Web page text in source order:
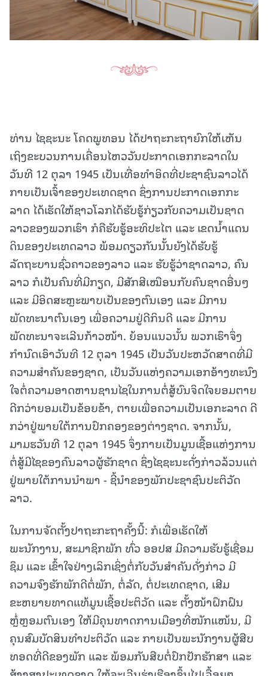
ທ່ານ ໄຊຊະນະ ໂຄດພູທອນ ໄດ້ປາຖະກະຖາຍົກໃຫ້ເຫັນ
ເຖິງຂະບວນການເຄື່ອນໄຫວວັນປະກາດເອກກະລາດໃນ
ວັນທີ 12 ຕຸລາ 1945 ເປັນເທື່ອທຳອິດທີ່ປະຊາຊົນລາວໄດ້
ກາຍເປັນເຈົ້າຂອງປະເທດຊາດ ຊຶ່ງການປະກາດເອກກະ
ລາດ ໄດ້ເຮັດໃຫ້ຊາວໂລກໄດ້ຮັບຮູ້ກ່ຽວກັບຄວາມເປັນຊາດ
ລາວຂອງພວກເຮົາ ກໍຄືຮັບຮູ້ອະທິປະໄຕ ແລະ ເຂດນ້ຳແດນ
ດິນຂອງປະເທດລາວ ພ້ອມດຽວກັນນັ້ນຍັງໄດ້ຮັບຮູ້
ລັດຖະບານຊົ່ວຄາວຂອງລາວ ແລະ ຮັບຮູ້ວ່າຊາດລາວ, ຄົນ
ລາວ ກໍເປັນຄົນທີ່ມີກຽດ, ມີສັກສີເໝືອນກັບຄົນຊາດອື່ນໆ
ແລະ ມີອິດສະຫຼະພາບເປັນຂອງຕົນເອງ ແລະ ມີການ
ພັດທະນາຕົນເອງ ເພື່ອຄວາມຢູ່ດີກິນດີ ແລະ ມີການ
ພັດທະນາຈະເລີນກ້າວໜ້າ. ຍ້ອນແນວນັ້ນ ພວກເຮົາຈຶ່ງ
ກຳນົດເອົາວັນທີ 12 ຕຸລາ 1945 ເປັນວັນປະຫວັດສາດທີ່ມີ
ຄວາມສຳຄັນຂອງຊາດ, ເປັນວັນແຫ່ງຄວາມເອກອ້າງທະນົງ
ໃຈຕໍ່ຄວາມອາດຫານຊານໄຊໃນການຕໍ່ສູ້ບົນຈິດໃຈຍອມຕາຍ
ດີກວ່າຍອມເປັນຂ້ອຍຂ້າ, ຕາຍເພື່ອຄວາມເປັນເອກະລາດ ດີ
ກວ່າຢູ່ພາຍໃຕ້ການປົກຄອງຂອງຕ່າງຊາດ. ຈາກນັ້ນ,
ມາມຮວັນທີ 12 ຕຸລາ 1945 ຈຶ່ງກາຍເປັນມູນເຊື້ອແຫ່ງການ
ຕໍ່ສູ້ມີໄຊຂອງຄົນລາວຜູ້ຮັກຊາດ ຊຶ່ງໄຊຊະນະດັ່ງກ່າວລ້ວນແຕ່
ຢູ່ພາຍໃຕ້ການນຳພາ - ຊີ້ນຳຂອງພັກປະຊາຊົນປະຕິວັດ
ລາວ.
ໃນການຈັດຕັ້ງປາຖະກະຖາຄັ້ງນີ້: ກໍເພື່ອເຮັດໃຫ້
ພະນັກງານ, ສະມາຊິກພັກ ທົ່ວ ອອປສ ມີຄວາມຮັບຮູ້ເຊື່ອມ
ຊຶມ ແລະ ເຂົ້າໃຈຢ່າງເລິກເຊິ່ງຕໍ່ກັບວັນສຳຄັນດັ່ງກ່າວ ມີ
ຄວາມຈົງຮັກພັກດີຕໍ່ພັກ, ຕໍ່ລັດ, ຕໍ່ປະເທດຊາດ, ເສີມ
ຂະຫຍາຍທາດແທ້ມູນເຊື້ອປະຕິວັດ ແລະ ຕັ້ງໜ້າຝຶກຝົນ
ຫຼໍ່ຫຼອມຕົນເອງ ໃຫ້ມີຄຸນທາດການເມືອງທີ່ໜັກແໜ້ນ, ມີ
ຄຸນສົມບັດສິນທຳປະຕິວັດ ແລະ ກາຍເປັນພະນັກງານຜູ້ສືບ
ທອດທີ່ດີຂອງພັກ ແລະ ພ້ອມກັນສືບຕໍ່ປົກປັກຮັກສາ ແລະ